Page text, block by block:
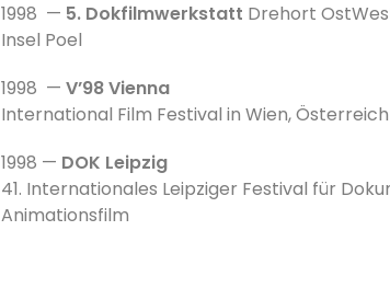
1998 — 5. Dokfilmwerkstatt Drehort
Insel Poel
1998 — V’98 Vienna
International Film Festival in Wien, Österreich
1998 — DOK Leipzig
41. Internationales Leipziger Festival für
Animationsfilm